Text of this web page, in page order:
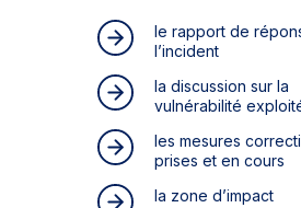
le rapport de
l’incident
la discussion sur la
vulnérabilité
les mesures
prises et en cours
la zone d’impact